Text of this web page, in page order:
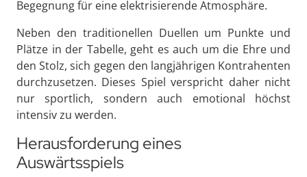
Begegnung für eine elektrisierende Atmosphäre.
Neben den traditionellen Duellen um Punkte und
Plätze in der Tabelle, geht es auch um die Ehre und
den Stolz, sich gegen den langjährigen Kontrahenten
durchzusetzen. Dieses Spiel verspricht daher nicht
nur sportlich, sondern auch emotional höchst
intensiv zu werden.
Herausforderung eines
Auswärtsspiels